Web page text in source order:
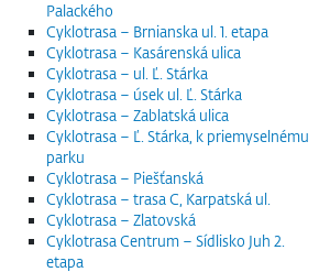
Palackého
Cyklotrasa – Brnianska ul. 1. etapa
Cyklotrasa – Kasárenská ulica
Cyklotrasa – ul. Ľ. Stárka
Cyklotrasa – úsek ul. Ľ. Stárka
Cyklotrasa – Zablatská ulica
Cyklotrasa – Ľ. Stárka, k priemyselnému
parku
Cyklotrasa – Piešťanská
Cyklotrasa – trasa C, Karpatská ul.
Cyklotrasa – Zlatovská
Cyklotrasa Centrum – Sídlisko Juh 2.
etapa